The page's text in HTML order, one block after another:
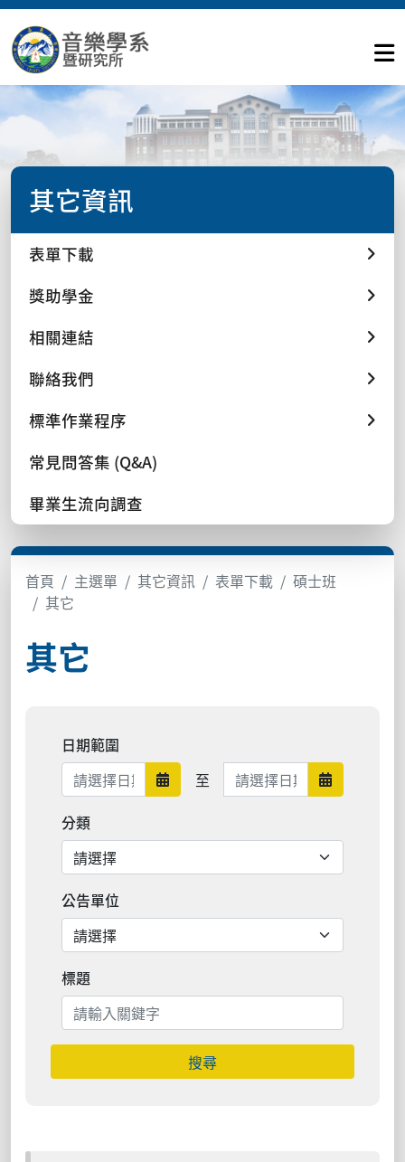
其它資訊
表單下載
獎助學金
相關連結
聯絡我們
標準作業程序
常見問答集 (Q&A)
畢業生流向調查
首頁 主選單 其它資訊 表單下載
碩士班
其它
其它
日期範圍
日期範圍開始
至 日期範圍結束 日期範圍
分類
公告單位
標題
搜尋